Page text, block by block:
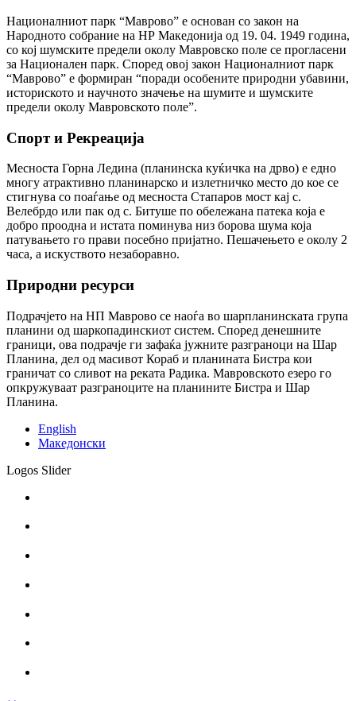
Националниот парк “Маврово” е основан со закон на
Народното собрание на НР Македонија од 19. 04. 1949 година,
со кој шумските предели околу Мавровско поле се прогласени
за Национален парк. Според овој закон Националниот парк
“Маврово” е формиран “поради особените природни убавини,
историското и научното значење на шумите и шумските
предели околу Мавровското поле”.
Спорт и Рекреација
Месноста Горна Ледина (планинска куќичка на дрво) е едно
многу атрактивно планинарско и излетничко место до кое се
стигнува со поаѓање од месноста Стапаров мост кај с.
Велебрдо или пак од с. Битуше по обележана патека која е
добро проодна и истата поминува низ борова шума која
патувањето го прави посебно пријатно. Пешачењето е околу 2
часа, а искуството незаборавно.
Природни ресурси
Подрачјето на НП Маврово се наоѓа во шарпланинската група
планини од шаркопадинскиот систем. Според денешните
граници, ова подрачје ги зафаќа јужните разграноци на Шар
Планина, дел од масивот Кораб и планината Бистра кои
граничат со сливот на реката Радика. Мавровското езеро го
опкружуваат разграноците на планините Бистра и Шар
Планина.
English
Македонски
Logos Slider